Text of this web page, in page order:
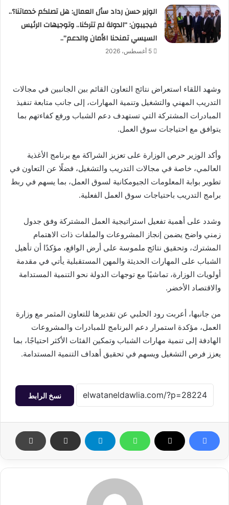
الوزير حسن رداد سأل العمال: هل تصلكم خدماتنا؟..
فيجيبون: “الدولة لم تتركنا.. وتوجيهات الرئيس
السيسي تمنحنا الأمان والدعم”..
5 أغسطس، 2026
وشهد اللقاء استعراض نتائج التعاون القائم بين الجانبين في مجالات
التدريب المهني والتشغيل وتنمية المهارات، إلى جانب متابعة تنفيذ
المبادرات المشتركة التي تستهدف دعم الشباب ورفع كفاءتهم بما
يتوافق مع احتياجات سوق العمل.
وأكد الوزير حرص الوزارة على تعزيز الشراكة مع برنامج الأغذية
العالمي، خاصة في مجالات التدريب والتشغيل، فضلًا عن التعاون في
تطوير بوابة المعلومات الجيومكانية لسوق العمل، بما يسهم في ربط
برامج التدريب باحتياجات سوق العمل الفعلية.
وشدد على أهمية تفعيل استراتيجية العمل المشتركة وفق جدول
زمني واضح يضمن إنجاز المشروعات والملفات ذات الاهتمام
المشترك، وتحقيق نتائج ملموسة على أرض الواقع، مؤكدًا أن تأهيل
الشباب على المهارات الحديثة والمهن المستقبلية يأتي في مقدمة
أولويات الوزارة، تماشيًا مع توجهات الدولة نحو التنمية المستدامة
والاقتصاد الأخضر.
من جانبها، أعربت رود الحلبي عن تقديرها للتعاون المثمر مع وزارة
العمل، مؤكدة استمرار دعم البرنامج للمبادرات والمشروعات
الهادفة إلى تنمية مهارات الشباب وتمكين الفئات الأكثر احتياجًا، بما
يعزز فرص التشغيل ويسهم في تحقيق أهداف التنمية المستدامة.
نسخ الرابط